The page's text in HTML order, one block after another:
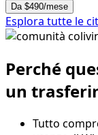
Da $490/mese
Esplora tutte le
Perché
un
Tutto